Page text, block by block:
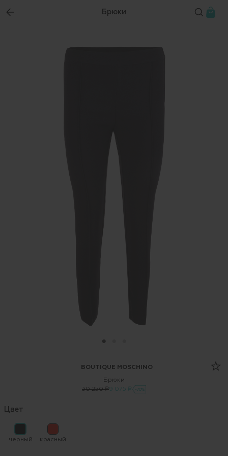
Брюки
BOUTIQUE MOSCHINO
Брюки
30 250 ₽9 075 ₽ -70%
Цвет
черный красный